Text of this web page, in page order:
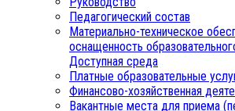
Педагогический состав
Материально-техническое
оснащенность
Доступная среда
Платные образовательные
Финансово-хозяйственная
Вакантные места для приема